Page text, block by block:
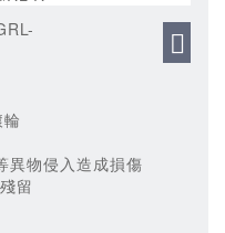
異物侵入造成損傷
留